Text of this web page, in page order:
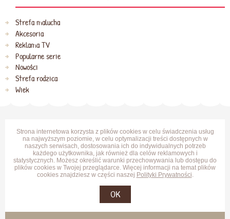
Strefa malucha
Akcesoria
Reklama TV
Popularne serie
Nowości
Strefa rodzica
Wiek
Strona internetowa korzysta z plików cookies w celu świadczenia usług
na najwyższym poziomie, w celu optymalizacji treści dostępnych w
naszych serwisach, dostosowania ich do indywidualnych potrzeb
każdego użytkownika, jak również dla celów reklamowych i
statystycznych. Możesz określić warunki przechowywania lub dostępu do
plików cookies w Twojej przeglądarce. Więcej informacji na temat plików
cookies znajdziesz w części naszej Polityki Prywatności.
OK